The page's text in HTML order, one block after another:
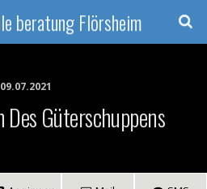
beratung Flörsheim
09.07.2021
Güterschuppens